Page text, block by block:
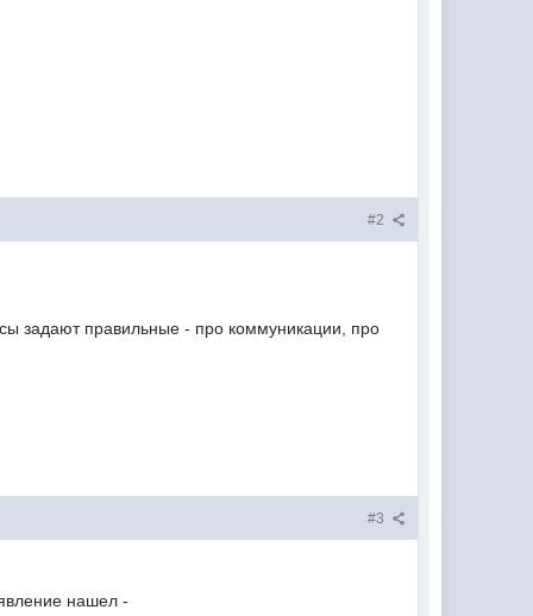
#2
задают правильные - про коммуникации, про
#3
нашел -